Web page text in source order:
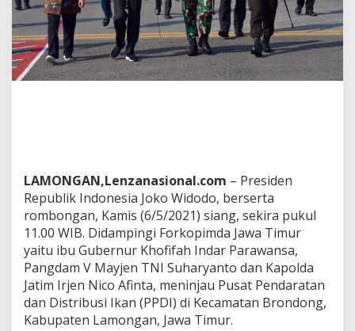
n
J
a
p
o
B
e
r
s
a
m
a
F
LAMONGAN,Lenzanasional.com – Presiden
Republik Indonesia Joko Widodo, berserta
rombongan, Kamis (6/5/2021) siang, sekira pukul
11.00 WIB. Didampingi Forkopimda Jawa Timur
yaitu ibu Gubernur Khofifah Indar Parawansa,
Pangdam V Mayjen TNI Suharyanto dan Kapolda
Jatim Irjen Nico Afinta, meninjau Pusat Pendaratan
dan Distribusi Ikan (PPDI) di Kecamatan Brondong,
Kabupaten Lamongan, Jawa Timur.